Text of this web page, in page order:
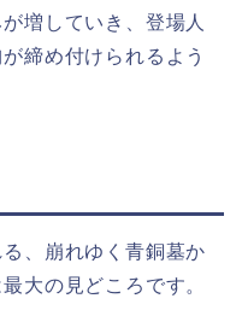
増していき、登場人
締め付けられるよう
、崩れゆく青銅墓か
大の見どころです。